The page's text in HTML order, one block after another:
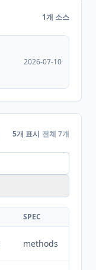
1개 소스
2026-07-10
5개 표시 전체 7개
SPEC
methods